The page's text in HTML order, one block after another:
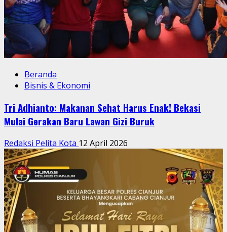
Beranda
Bisnis & Ekonomi
Tri Adhianto: Makanan Sehat Harus Enak! Bekasi
Mulai Gerakan Baru Lawan Gizi Buruk
Redaksi Pelita Kota 12 April 2026